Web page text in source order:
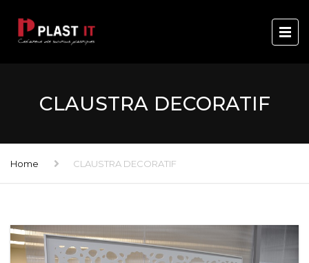
CLAUSTRA DECORATIF
Home CLAUSTRA DECORATIF